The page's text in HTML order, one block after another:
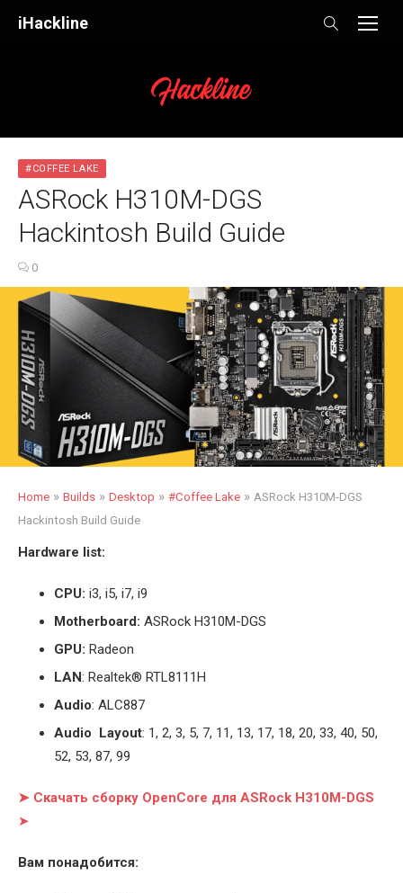
iHackline
#COFFEE LAKE
ASRock H310M-DGS
Hackintosh Build Guide
0
Home » Builds » Desktop » #Coffee Lake » ASRock H310M-DGS
Hackintosh Build Guide
Hardware list:
CPU: i3, i5, i7, i9
Motherboard: ASRock H310M-DGS
GPU: Radeon
LAN: Realtek® RTL8111H
Audio: ALC887
Audio Layout: 1, 2, 3, 5, 7, 11, 13, 17, 18, 20, 33, 40, 50,
52, 53, 87, 99
➤ Скачать сборку OpenCore для ASRock H310M-DGS
➤
Вам понадобится: